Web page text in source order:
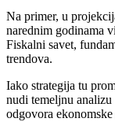
Na primer, u
narednim godinama
Fiskalni savet,
trendova.
Iako strategija tu
nudi temeljnu
odgovora